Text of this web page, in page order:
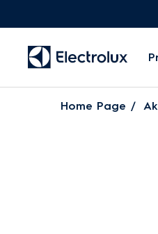
Home Page